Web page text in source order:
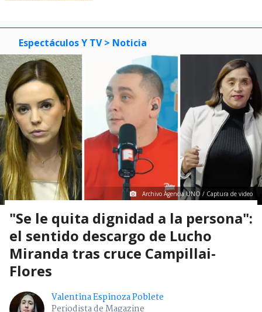
Espectáculos Y TV > Noticia
Archivo Agencia UNO / Captura de video
"Se le quita dignidad a la persona":
el sentido descargo de Lucho
Miranda tras cruce Campillai-
Flores
Valentina Espinoza Poblete